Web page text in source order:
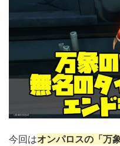
今回はオンパロスの「万